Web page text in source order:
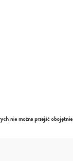
nie można przejść obojętnie